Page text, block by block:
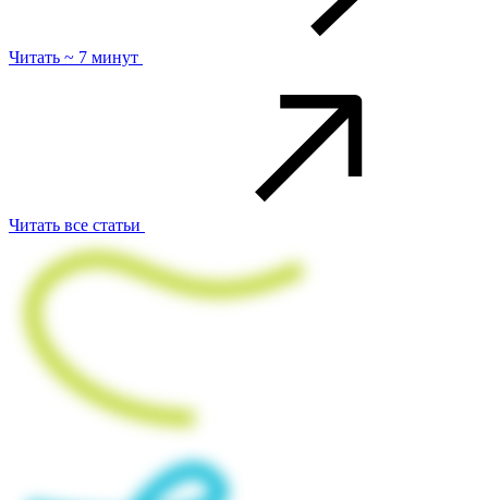
Читать ~ 7 минут
Читать все статьи